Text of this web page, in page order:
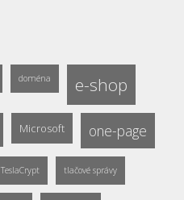
doména e-shop
Microsoft one-page
TeslaCrypt tlačové správy